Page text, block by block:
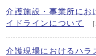
介護施設・事業所に
イドラインについて
介護現場におけるハラ